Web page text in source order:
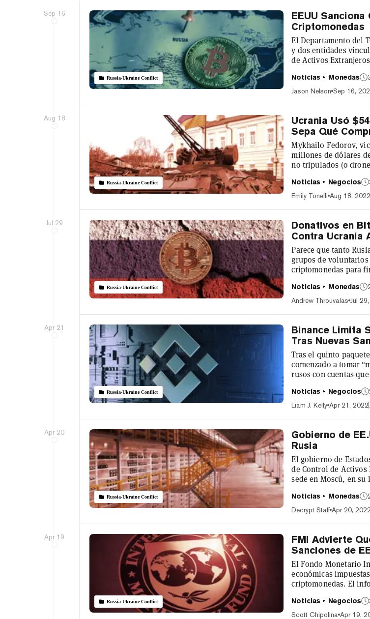
Sep 16
Russia-Ukraine Conflict
EEUU
Criptomonedas
El Departamento del
y dos entidades
de Activos
según la agencia,
hoy se lleva a cabo
Noticias Monedas
Jason Nelson Sep 16,
Aug 18
Russia-Ukraine Conflict
Ucrania Usó
Sepa Qué
Mykhailo Fedorov,
millones de dólares
no tripulados (o
hardware y software
Fuente: Twitter.
Noticias Negocios
Emily Tonelli Aug 18, 2022
Jul 29
Russia-Ukraine Conflict
Donativos en
Contra Ucrania
Parece que tanto
grupos de
criptomonedas para
fueron enviados en
considerables"
Noticias Monedas
Andrew Throuvalas Jul
Apr 21
Russia-Ukraine Conflict
Binance Limita
Tras Nuevas
Tras el quinto
comenzado a tomar
rusos con cuentas
pondrá en modo de
cuentas no podrán
Noticias Negocios
Liam J. Kelly Apr 21, 2022
Apr 20
Russia-Ukraine Conflict
Gobierno de
Rusia
El gobierno de
de Control de
sede en Moscú, en
primera vez que
sanciones pretenden
Noticias Monedas
Decrypt Staff Apr 20, 2022
Apr 19
Russia-Ukraine Conflict
FMI Advierte
Sanciones de
El Fondo Monetario
económicas
criptomonedas. El
tiempo, los países
sanciones a través de
Noticias Negocios
Scott Chipolina Apr 19,